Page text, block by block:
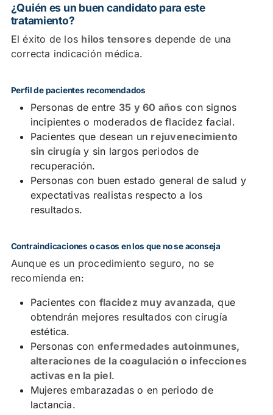
¿Quién es un buen candidato para este
tratamiento?
El éxito de los hilos tensoresdepende de una
correcta indicación médica.
Perfil de pacientes recomendados
Personas de entre 35 y 60 añoscon signos
incipientes o moderados de flacidez facial.
Pacientes que desean un rejuvenecimiento
sin cirugía y sin largos periodos de
recuperación.
Personas con buen estado general de salud y
expectativas realistas respecto a los
resultados.
Contraindicaciones o casos en los que no se aconseja
Aunque es un procedimiento seguro, no se
recomienda en:
Pacientes con flacidez muy avanzada, que
obtendrán mejores resultados con cirugía
estética.
Personas con enfermedades autoinmunes,
alteraciones de la coagulación o infecciones
activas en la piel.
Mujeres embarazadas o en periodo de
lactancia.